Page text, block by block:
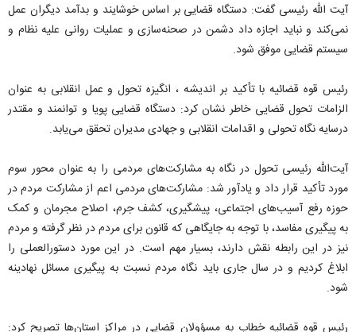
آیت الله رئیسی گفت: دستگاه قضایی بر اساس خوشایند و بدآمد دیگران عمل
نمی‌کند و نباید اجازه داد دشمن در صحنه‌سازی و عملیات روانی علیه نظام و
سیستم قضایی موفق شود.
رئیس قوه قضائیه با تأکید بر اندیشه ، انگیزه تحول و عمل انقلابی به عنوان
الزامات تحول قضایی خاطر نشان کرد: دستگاه قضایی پویا و توانمند و مقتدر
درسایه نگاه تحولی و اقدامات انقلابی و جهادی مدیران تحقق می‌یابد.
آیت‌الله رئیسی تحول در نگاه به مشارکت‌های مردمی را به عنوان محور سوم
مورد تأکید قرار داد و یادآور شد: مشارکت‌های مردمی اعم از مشارکت مردم در
حوزه رفع آسیب‌های اجتماعی، پیشگیری، کشف جرم، اصلاح مجرمان و کمک
به پیگیری مفاسد، با توجه به جایگاهی که قانون برای مردم در نظر گرفته و مردم
نیز در این رابطه نقش دارند، بسیار مهم است. در این مورد دستورالعملی را
ابلاغ کردیم و در سال جاری باید نگاه مردم نسبت به پیگیری مسائل نهادینه
شود.